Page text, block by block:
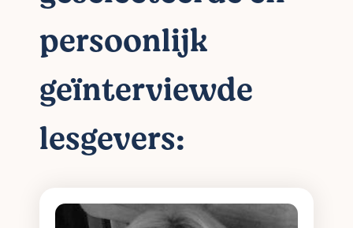
persoonlijk
geïnterviewde
lesgevers: